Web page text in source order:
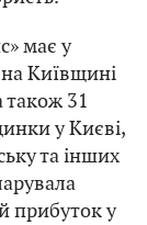
має у
Київщині
також 31
у Києві,
та інших
прибуток у